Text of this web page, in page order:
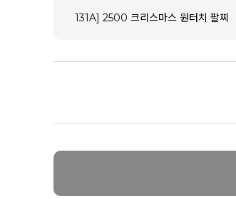
131A] 2500 크리스마스 원터치 팔찌